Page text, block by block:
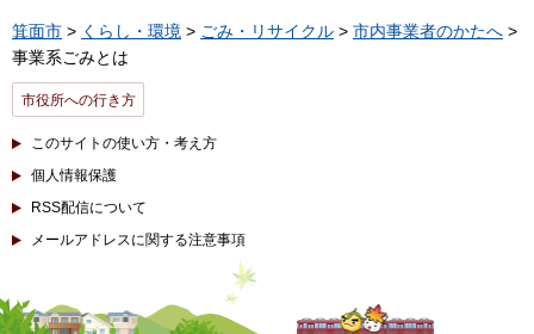
箕面市 > くらし・環境 > ごみ・リサイクル > 市内事業者のかたへ >
事業系ごみとは
市役所への行き方
このサイトの使い方・考え方
個人情報保護
RSS配信について
メールアドレスに関する注意事項